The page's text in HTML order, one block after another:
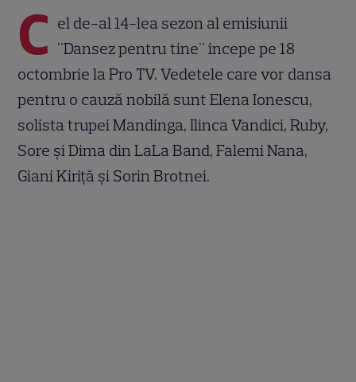
C el de-al 14-lea sezon al emisiunii
"Dansez pentru tine" începe pe 18
octombrie la Pro TV. Vedetele care vor dansa
pentru o cauză nobilă sunt Elena Ionescu,
solista trupei Mandinga, Ilinca Vandici, Ruby,
Sore şi Dima din LaLa Band, Falemi Nana,
Giani Kiriţă şi Sorin Brotnei.